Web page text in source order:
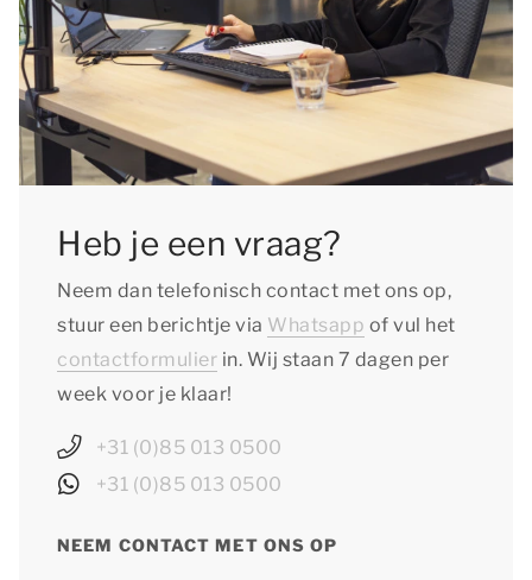
Heb je een vraag?
Neem dan telefonisch contact met ons op,
stuur een berichtje via Whatsapp of vul het
contactformulier in. Wij staan 7 dagen per
week voor je klaar!
+31 (0)85 013 0500
+31 (0)85 013 0500
NEEM CONTACT MET ONS OP